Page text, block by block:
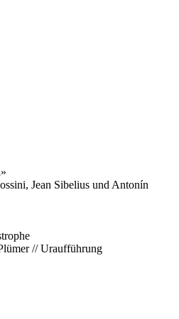
Jean Sibelius und Antonín
// Uraufführung